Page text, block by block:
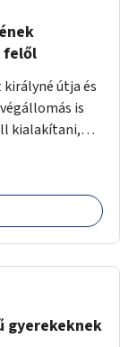
felől
útja és
is
kialakítani,
utat
gyerekeknek